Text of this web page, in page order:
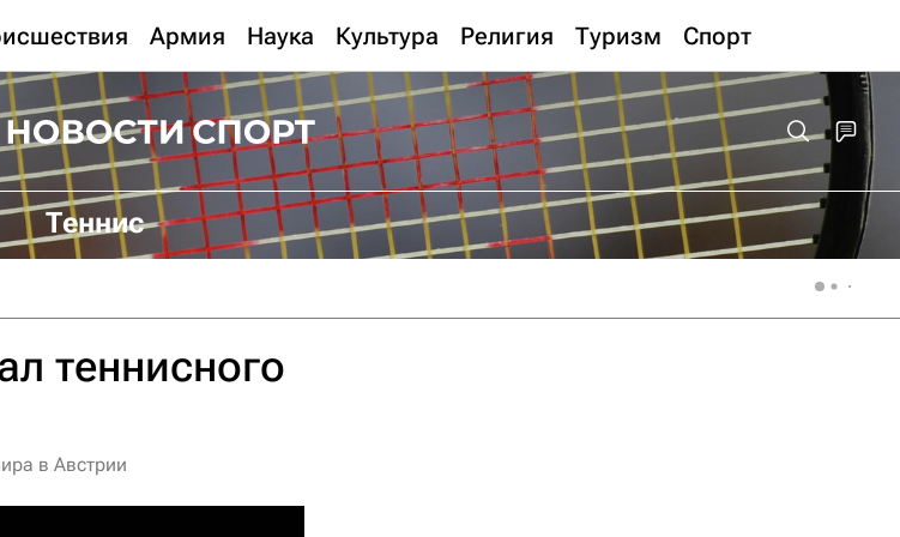
Армия Наука Культура Религия Туризм Спорт
Теннис
теннисного
в Австрии